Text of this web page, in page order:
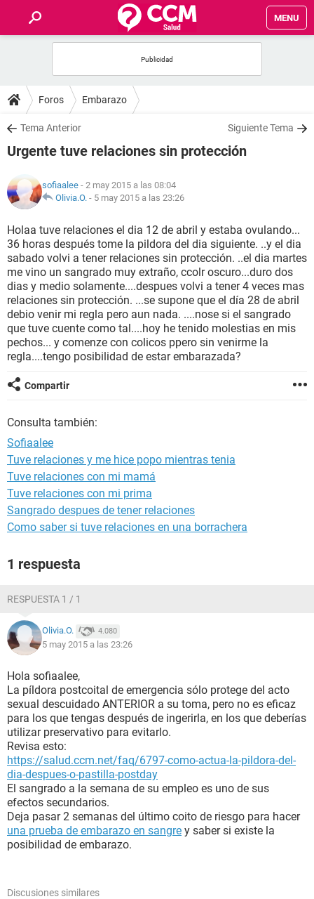
MENU
FOROS
SALUD
FAMILIA
NUTRICIÓN
BIENESTAR
SEXUALIDAD
GLOSARIO
Foros Embarazo
Tema Anterior Siguiente Tema
Urgente tuve relaciones sin protección
sofiaalee - 2 may 2015 a las 08:04
Olivia.O. - 5 may 2015 a las 23:26
Holaa tuve relaciones el dia 12 de abril y estaba ovulando...
36 horas después tome la pildora del dia siguiente. ..y el dia
sabado volvi a tener relaciones sin protección. ..el dia martes
me vino un sangrado muy extraño, ccolr oscuro...duro dos
dias y medio solamente....despues volvi a tener 4 veces mas
relaciones sin protección. ...se supone que el día 28 de abril
debio venir mi regla pero aun nada. ....nose si el sangrado
que tuve cuente como tal....hoy he tenido molestias en mis
pechos... y comenze con colicos ppero sin venirme la
regla....tengo posibilidad de estar embarazada?
Compartir
Consulta también:
Sofiaalee
Tuve relaciones y me hice popo mientras tenia
Tuve relaciones con mi mamá
Tuve relaciones con mi prima
Sangrado despues de tener relaciones
Como saber si tuve relaciones en una borrachera
1 respuesta
RESPUESTA 1 / 1
Olivia.O. 4.080
5 may 2015 a las 23:26
Hola sofiaalee,
La píldora postcoital de emergencia sólo protege del acto
sexual descuidado ANTERIOR a su toma, pero no es eficaz
para los que tengas después de ingerirla, en los que deberías
utilizar preservativo para evitarlo.
Revisa esto:
https://salud.ccm.net/faq/6797-como-actua-la-pildora-del-
dia-despues-o-pastilla-postday
El sangrado a la semana de su empleo es uno de sus
efectos secundarios.
Deja pasar 2 semanas del último coito de riesgo para hacer
una prueba de embarazo en sangre y saber si existe la
posibilidad de embarazo.
Discusiones similares